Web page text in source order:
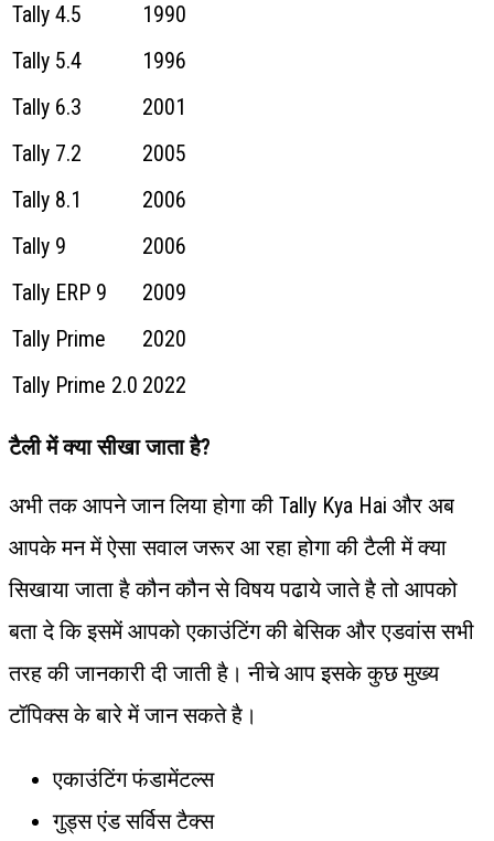
Tally 4.5
1990
Tally 5.4
1996
Tally 6.3
2001
Tally 7.2
2005
Tally 8.1
2006
Tally 9
2006
Tally ERP 9
2009
Tally Prime
2020
Tally Prime 2.0 2022
टैलीमें क्या सीखा जाता है?
अभी तक आपने जान लिया होगा की Tally Kya Hai और अब
आपके मन में ऐसा सवाल जरूर आ रहा होगा की टैली में क्या
सिखाया जाता है कौन कौन से विषय पढाये जाते है तो आपको
बता दे कि इसमें आपको एकाउंटिंग की बेसिक और एडवांस सभी
तरह की जानकारी दी जाती है। नीचे आप इसके कुछ मुख्य
टॉपिक्स के बारे में जान सकते है।
एकाउंटिंग फंडामेंटल्स
गुड्स एंड सर्विस टैक्स